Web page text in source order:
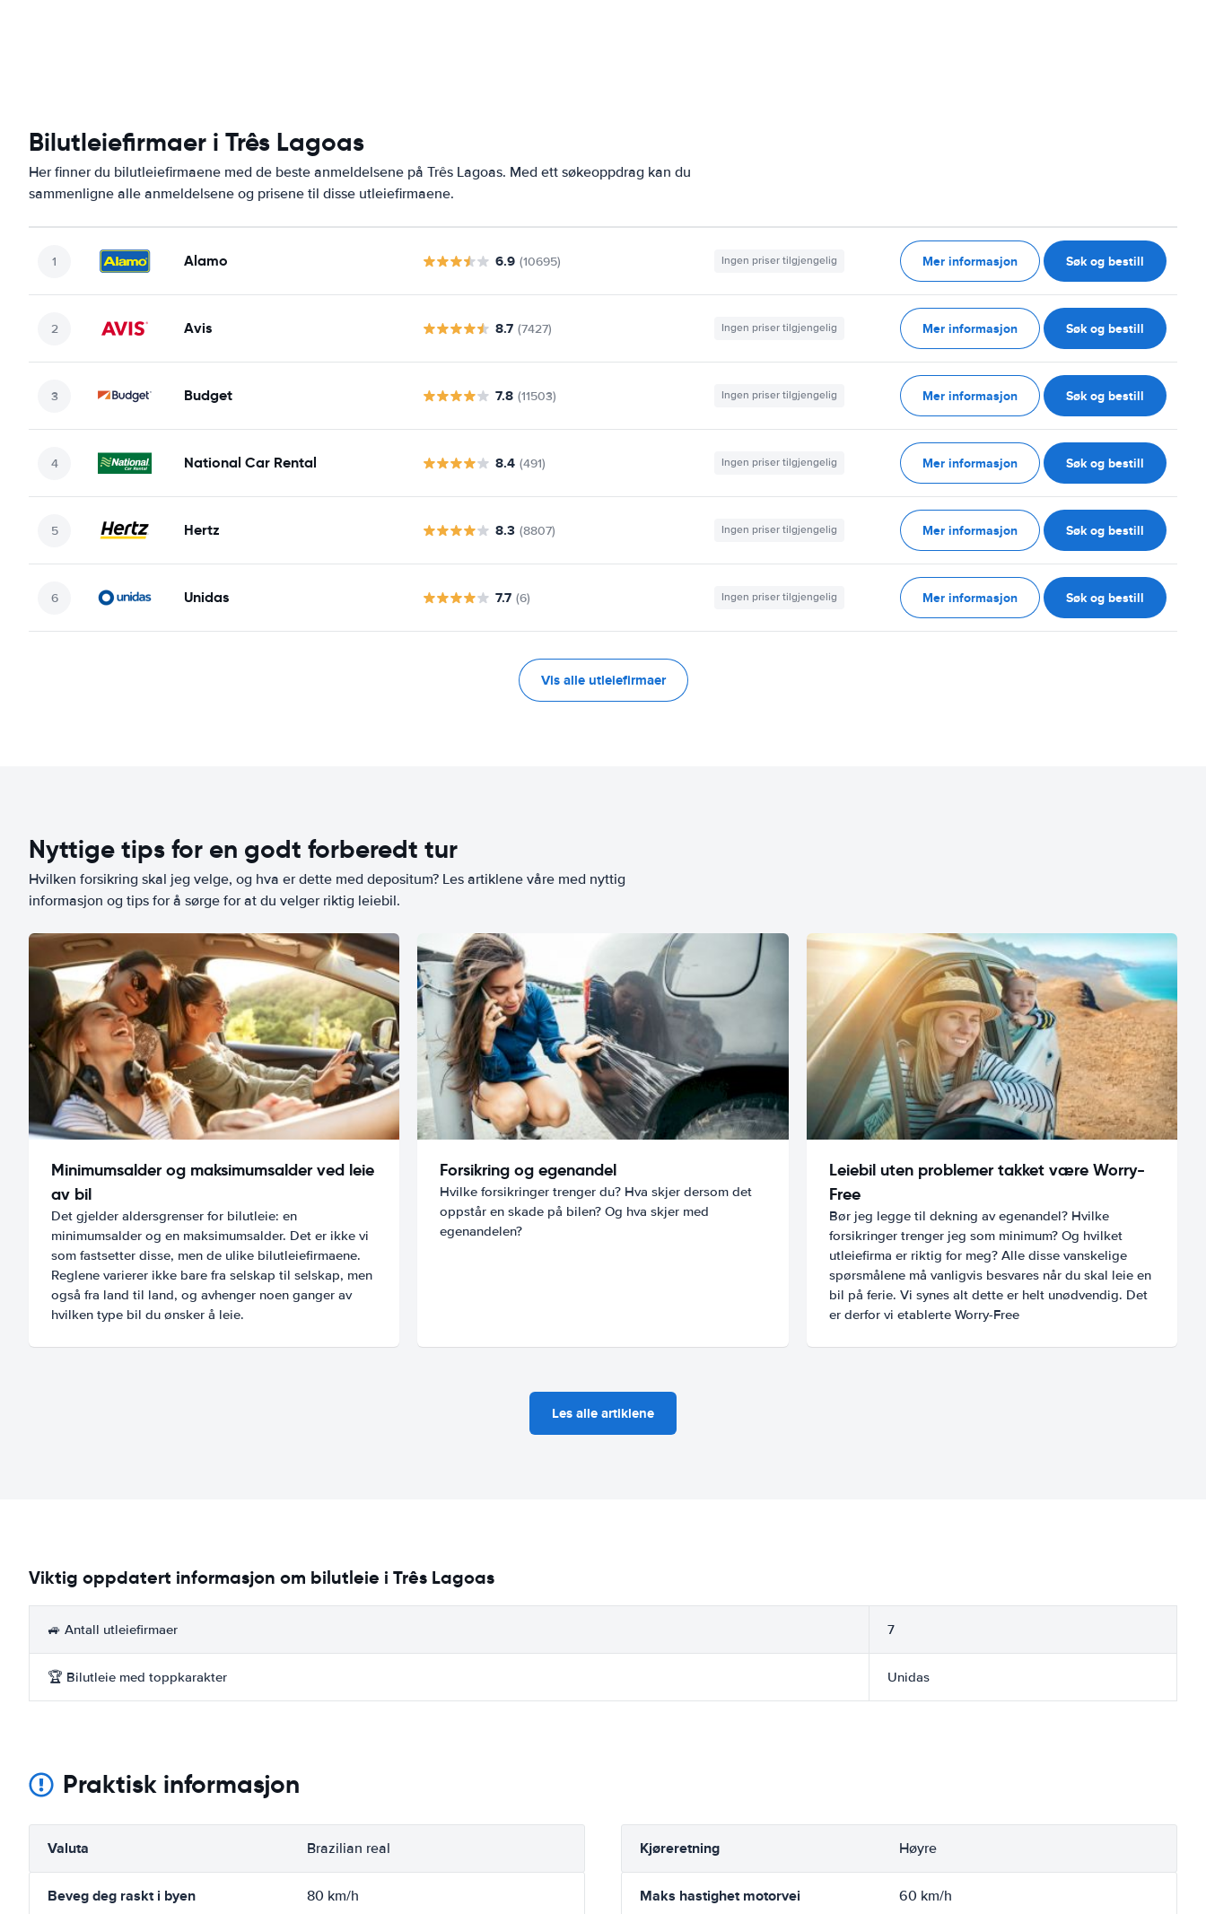
Bilutleiefirmaer i Três Lagoas
Her finner du bilutleiefirmaene med de beste anmeldelsene på Três Lagoas. Med ett søkeoppdrag kan du
sammenligne alle anmeldelsene og prisene til disse utleiefirmaene.
Alamo 6.9 (10695) Ingen priser tilgjengelig Mer informasjon Søk og bestill
Avis 8.7 (7427) Ingen priser tilgjengelig Mer informasjon Søk og bestill
Budget 7.8 (11503) Ingen priser tilgjengelig Mer informasjon Søk og bestill
National Car Rental 8.4 (491) Ingen priser tilgjengelig Mer informasjon Søk og bestill
Hertz 8.3 (8807) Ingen priser tilgjengelig Mer informasjon Søk og bestill
Unidas 7.7 (6) Ingen priser tilgjengelig Mer informasjon Søk og bestill
Vis alle utleiefirmaer
Nyttige tips for en godt forberedt tur
Hvilken forsikring skal jeg velge, og hva er dette med depositum? Les artiklene våre med nyttig
informasjon og tips for å sørge for at du velger riktig leiebil.
Minimumsalder og maksimumsalder ved leie
av bil
Det gjelder aldersgrenser for bilutleie: en
minimumsalder og en maksimumsalder. Det er ikke vi
som fastsetter disse, men de ulike bilutleiefirmaene.
Reglene varierer ikke bare fra selskap til selskap, men
også fra land til land, og avhenger noen ganger av
hvilken type bil du ønsker å leie.
Forsikring og egenandel
Hvilke forsikringer trenger du? Hva skjer dersom det
oppstår en skade på bilen? Og hva skjer med
egenandelen?
Leiebil uten problemer takket være Worry-
Free
Bør jeg legge til dekning av egenandel? Hvilke
forsikringer trenger jeg som minimum? Og hvilket
utleiefirma er riktig for meg? Alle disse vanskelige
spørsmålene må vanligvis besvares når du skal leie en
bil på ferie. Vi synes alt dette er helt unødvendig. Det
er derfor vi etablerte Worry-Free
Les alle artiklene
Viktig oppdatert informasjon om bilutleie i Três Lagoas
🚙 Antall utleiefirmaer 7
🏆 Bilutleie med toppkarakter Unidas
Praktisk informasjon
Valuta Brazilian real Kjøreretning Høyre
Beveg deg raskt i byen 80 km/h Maks hastighet motorvei 60 km/h